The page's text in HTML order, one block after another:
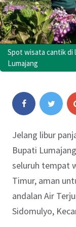
Spot wisata cantik di
Lumajang
Jelang libur
Bupati
seluruh tempat
Timur, aman
andalan Air
Sidomulyo,